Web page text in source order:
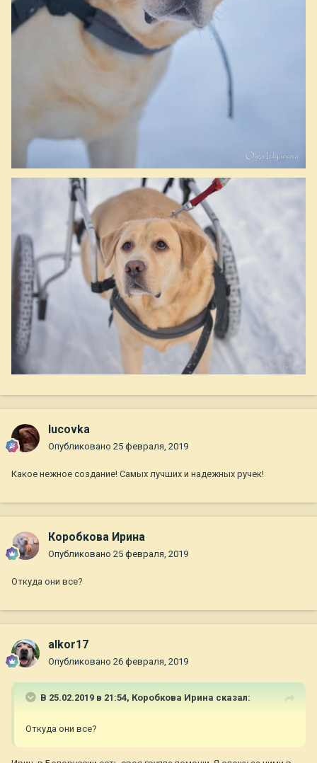
lucovka
Опубликовано 25 февраля, 2019
Какое нежное создание! Самых лучших и надежных ручек!
Коробкова Ирина
Опубликовано 25 февраля, 2019
Откуда они все?
alkor17
Опубликовано 26 февраля, 2019
В 25.02.2019 в 21:54, Коробкова Ирина сказал:
Откуда они все?